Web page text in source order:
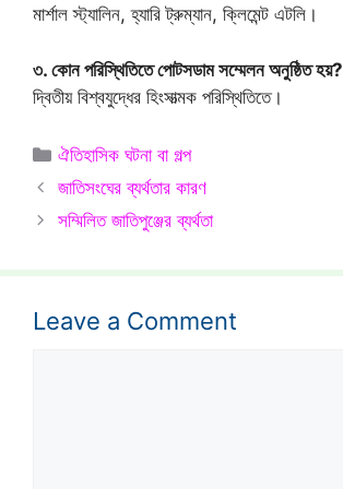
মার্শাল স্ট্যালিন, হ্যারি ট্রুম্যান, ক্লিমেন্ট এটলি।
৩. কোন পরিস্থিতিতে পোটসডাম সম্মেলন অনুষ্ঠিত হয়?
দ্বিতীয় বিশ্বযুদ্ধের হিংসাত্মক পরিস্থিতিতে।
Categories
ঐতিহাসিক ঘটনা বা গল্প
জাতিসংঘের ব্যর্থতার কারণ
সম্মিলিত জাতিপুঞ্জের ব্যর্থতা
Leave a Comment